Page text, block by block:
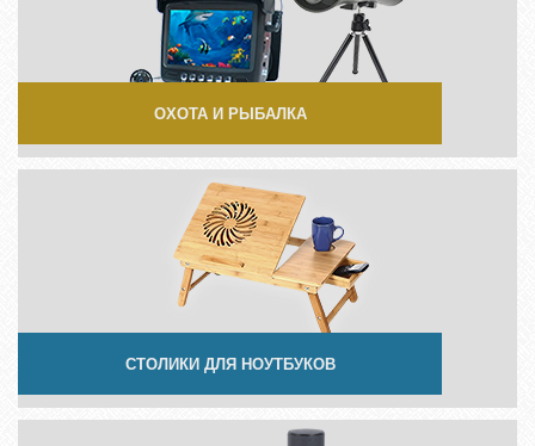
ОХОТА И РЫБАЛКА
СТОЛИКИ ДЛЯ НОУТБУКОВ